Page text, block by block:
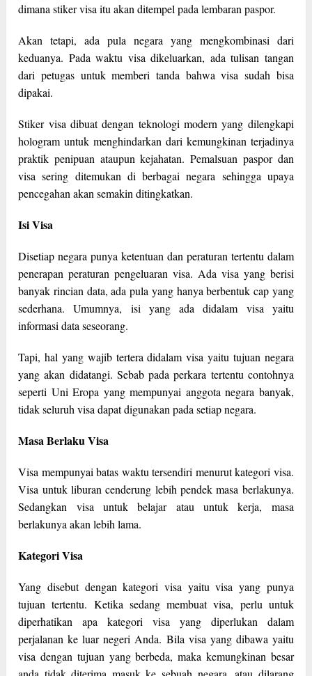
dimana stiker visa itu akan ditempel pada lembaran paspor.
Akan tetapi, ada pula negara yang mengkombinasi dari
keduanya. Pada waktu visa dikeluarkan, ada tulisan tangan
dari petugas untuk memberi tanda bahwa visa sudah bisa
dipakai.
Stiker visa dibuat dengan teknologi modern yang dilengkapi
hologram untuk menghindarkan dari kemungkinan terjadinya
praktik penipuan ataupun kejahatan. Pemalsuan paspor dan
visa sering ditemukan di berbagai negara sehingga upaya
pencegahan akan semakin ditingkatkan.
Isi Visa
Disetiap negara punya ketentuan dan peraturan tertentu dalam
penerapan peraturan pengeluaran visa. Ada visa yang berisi
banyak rincian data, ada pula yang hanya berbentuk cap yang
sederhana. Umumnya, isi yang ada didalam visa yaitu
informasi data seseorang.
Tapi, hal yang wajib tertera didalam visa yaitu tujuan negara
yang akan didatangi. Sebab pada perkara tertentu contohnya
seperti Uni Eropa yang mempunyai anggota negara banyak,
tidak seluruh visa dapat digunakan pada setiap negara.
Masa Berlaku Visa
Visa mempunyai batas waktu tersendiri menurut kategori visa.
Visa untuk liburan cenderung lebih pendek masa berlakunya.
Sedangkan visa untuk belajar atau untuk kerja, masa
berlakunya akan lebih lama.
Kategori Visa
Yang disebut dengan kategori visa yaitu visa yang punya
tujuan tertentu. Ketika sedang membuat visa, perlu untuk
diperhatikan apa kategori visa yang diperlukan dalam
perjalanan ke luar negeri Anda. Bila visa yang dibawa yaitu
visa dengan tujuan yang berbeda, maka kemungkinan besar